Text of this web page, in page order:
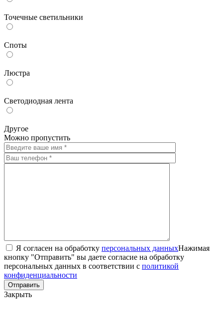
Точечные светильники
Споты
Люстра
Светодиодная лента
Другое
Можно пропустить
Я согласен на обработку персональных данныхНажимая
кнопку "Отправить" вы даете согласие на обработку
персональных данных в соответствии с политикой
конфиденциальности
Закрыть